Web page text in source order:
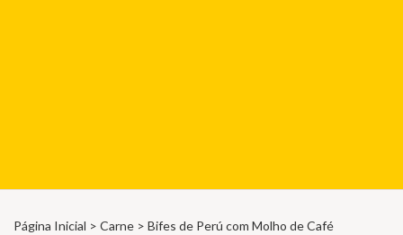
Página Inicial > Carne > Bifes de Perú com Molho de Café